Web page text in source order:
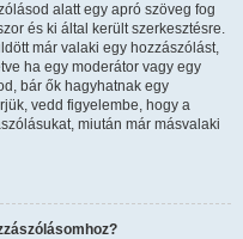
alatt egy apró szöveg fog
és ki által került szerkesztésre.
már valaki egy hozzászólást,
ha egy moderátor vagy egy
bár ők hagyhatnak egy
vedd figyelembe, hogy a
miután már másvalaki